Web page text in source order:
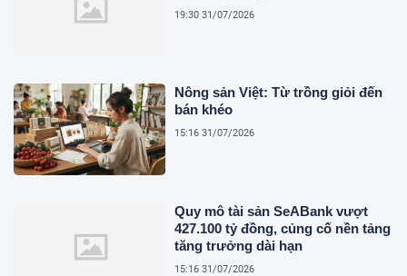
19:30 31/07/2026
Nông sản Việt: Từ trồng giỏi đến
bán khéo
15:16 31/07/2026
Quy mô tài sản SeABank vượt
427.100 tỷ đồng, củng cố nền tảng
tăng trưởng dài hạn
15:16 31/07/2026